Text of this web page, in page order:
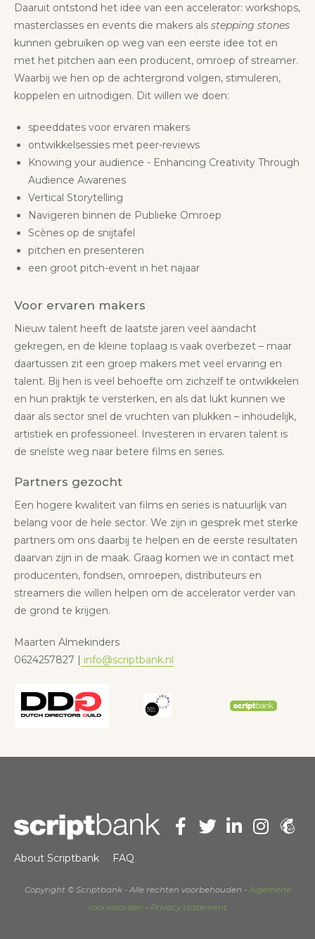
Daaruit ontstond het idee van een accelerator: workshops,
masterclasses en events die makers als stepping stones
kunnen gebruiken op weg van een eerste idee tot en
met het pitchen aan een producent, omroep of streamer.
Waarbij we hen op de achtergrond volgen, stimuleren,
koppelen en uitnodigen. Dit willen we doen:
speeddates voor ervaren makers
ontwikkelsessies met peer-reviews
Knowing your audience - Enhancing Creativity Through
Audience Awarenes
Vertical Storytelling
Navigeren binnen de Publieke Omroep
Scènes op de snijtafel
pitchen en presenteren
een groot pitch-event in het najaar
Voor ervaren makers
Nieuw talent heeft de laatste jaren veel aandacht
gekregen, en de kleine toplaag is vaak overbezet – maar
daartussen zit een groep makers met veel ervaring en
talent. Bij hen is veel behoefte om zichzelf te ontwikkelen
en hun praktijk te versterken, en als dat lukt kunnen we
daar als sector snel de vruchten van plukken – inhoudelijk,
artistiek en professioneel. Investeren in ervaren talent is
de snelste weg naar betere films en series.
Partners gezocht
Een hogere kwaliteit van films en series is natuurlijk van
belang voor de hele sector. We zijn in gesprek met sterke
partners om ons daarbij te helpen en de eerste resultaten
daarvan zijn in de maak. Graag komen we in contact met
producenten, fondsen, omroepen, distributeurs en
streamers die willen helpen om de accelerator verder van
de grond te krijgen.
Maarten Almekinders
0624257827 | info@scriptbank.nl
About Scriptbank FAQ
Copyright © Scriptbank - Alle rechten voorbehouden - Algemene
voorwaarden - Privacy statement